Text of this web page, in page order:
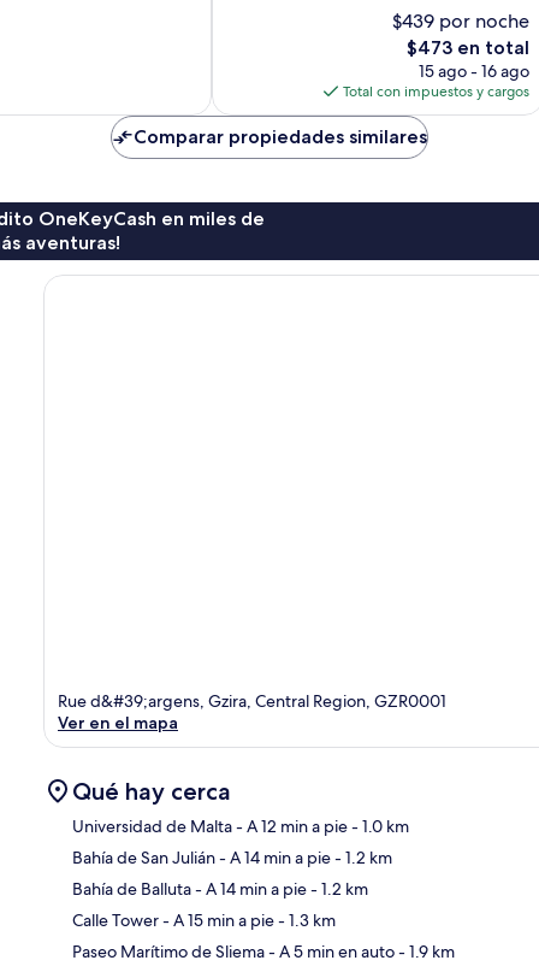
$439 por noche
El
precio
actual
es
de
$473
$473 en total
15 ago - 16 ago
Total con impuestos y cargos
Comparar propiedades similares
OneKeyCash en miles de
aventuras!
Rue d&#39;argens, Gzira, Central Region, GZR0001
Ver en el mapa
Qué hay cerca
Universidad de Malta- A 12 min a pie- 1.0 km
Bahía de San Julián- A 14 min a pie- 1.2 km
Bahía de Balluta- A 14 min a pie- 1.2 km
Calle Tower- A 15 min a pie- 1.3 km
Paseo Marítimo de Sliema- A 5 min en auto- 1.9 km